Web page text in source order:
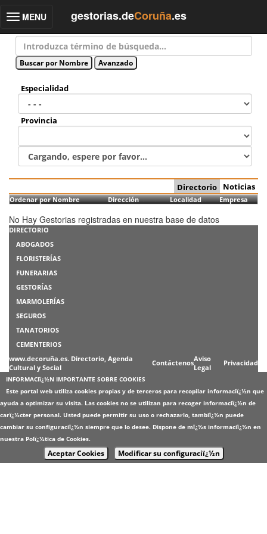
Toggle
MENU gestorias.deCoruña.es
Especialidad
Provincia
Directorio Noticias
Ordenar por Nombre Dirección Localidad Empresa
No Hay Gestorias registradas en nuestra base de datos
DIRECTORIO
ABOGADOS
FLORISTERÍAS
FUNERARIAS
GESTORÍAS
MARMOLERÍAS
SEGUROS
TANATORIOS
CEMENTERIOS
www.decoruña.es. Directorio, Agenda
Cultural y Social
ContáctenosAviso
Legal
Privacidad
INFORMACIï¿½N IMPORTANTE SOBRE COOKIES
Este portal web utiliza cookies propias y de terceros para recopilar informaciï¿½n que
ayuda a optimizar su visita. Las cookies no se utilizan para recoger informaciï¿½n de
carï¿½cter personal. Usted puede permitir su uso o rechazarlo, tambiï¿½n puede
cambiar su configuraciï¿½n siempre que lo desee. Dispone de mï¿½s informaciï¿½n en
nuestra Polï¿½tica de Cookies.